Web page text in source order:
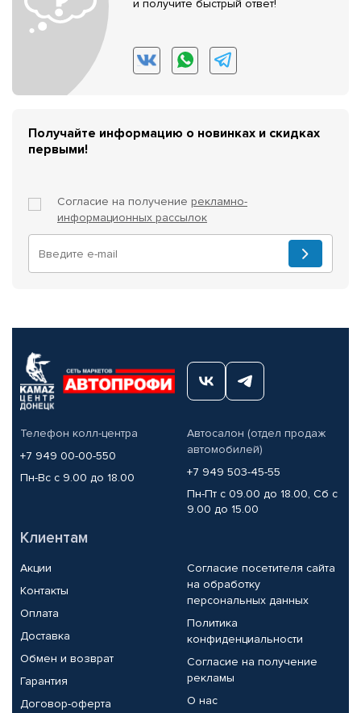
и получите быстрый ответ!
Получайте информацию о новинках и скидках
первыми!
Согласие на получение рекламно-
информационных рассылок
Телефон колл-центра
+7 949 00-00-550
Пн-Вс с 9.00 до 18.00
Автосалон (отдел продаж
автомобилей)
+7 949 503-45-55
Пн-Пт с 09.00 до 18.00, Сб с
9.00 до 15.00
Клиентам
Акции
Контакты
Оплата
Доставка
Обмен и возврат
Гарантия
Договор-оферта
Согласие посетителя сайта
на обработку
персональных данных
Политика
конфиденциальности
Согласие на получение
рекламы
О нас